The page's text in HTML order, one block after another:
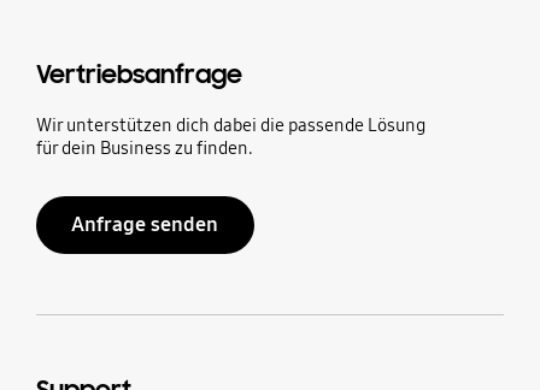
Vertriebsanfrage
Wir unterstützen dich dabei die passende Lösung
für dein Business zu finden.
Anfrage senden